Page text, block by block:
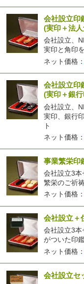
会社設立印
(実印＋法
会社設立、
実印と角印
ネット価格：
会社設立印
(実印＋銀
会社設立、
実印、銀行
ト
ネット価格：
事業繁栄印
会社設立3
繁栄のご祈
ネット価格
会社設立＋
会社設立3本
がついた印
ネット価格：
会社設立セ